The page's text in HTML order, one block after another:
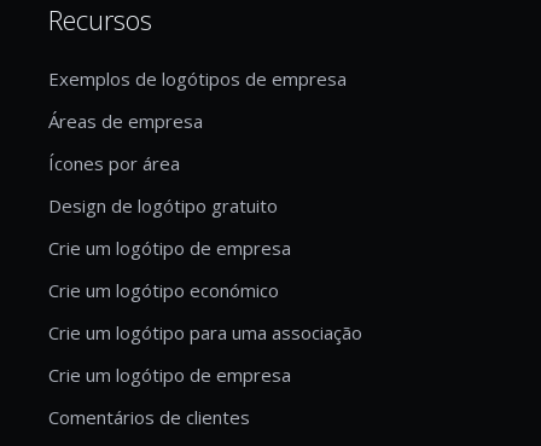
Recursos
Exemplos de logótipos de empresa
Áreas de empresa
Ícones por área
Design de logótipo gratuito
Crie um logótipo de empresa
Crie um logótipo económico
Crie um logótipo para uma associação
Crie um logótipo de empresa
Comentários de clientes